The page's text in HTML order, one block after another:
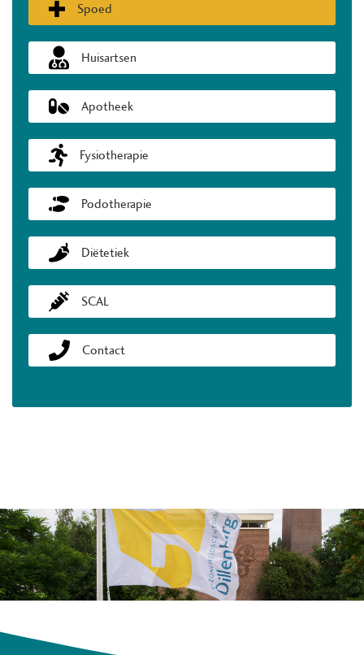
Spoed
Huisartsen
Apotheek
Fysiotherapie
Podotherapie
Diëtetiek
SCAL
Contact